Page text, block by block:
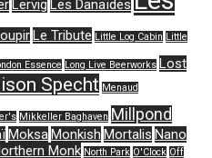
Lervig Les Danaïdes
Le Tribute Little Log Cabin Little
Essence Long Live Beerworks Lost
Specht Menaud
Mikkeller Baghaven Millpond
MoksaMonkish Mortalis Nano
Monk North Park O'Clock Off